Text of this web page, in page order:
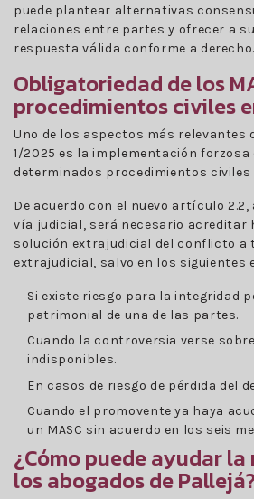
puede plantear alternativas
relaciones entre partes y ofrecer a
respuesta válida conforme a derecho.
Obligatoriedad de los
procedimientos civiles
Uno de los aspectos más relevantes
1/2025 es la implementación forzosa
determinados procedimientos
De acuerdo con el nuevo artículo
vía judicial, será necesario acreditar
solución extrajudicial del conflicto a
extrajudicial, salvo en los siguientes
Si existe riesgo para la integridad
patrimonial de una de las partes.
Cuando la controversia verse
indisponibles.
En casos de riesgo de pérdida del
Cuando el promovente ya haya
un MASC sin acuerdo en los seis
¿Cómo puede ayudar
los abogados de